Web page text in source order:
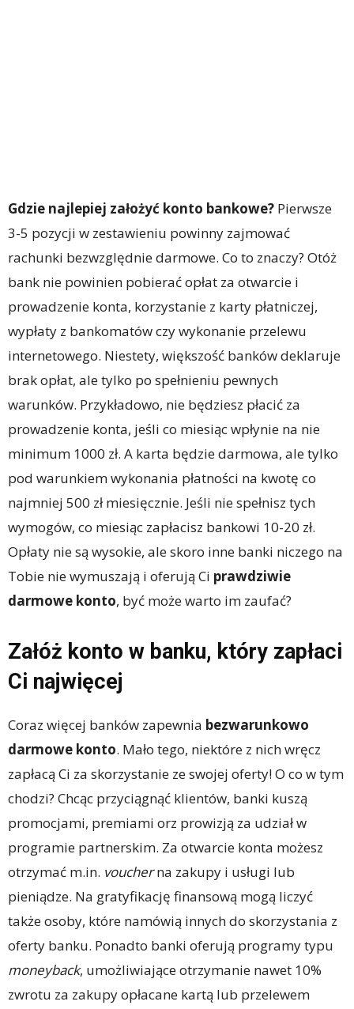
Gdzie najlepiej założyć konto bankowe? Pierwsze
3-5 pozycji w zestawieniu powinny zajmować
rachunki bezwzględnie darmowe. Co to znaczy? Otóż
bank nie powinien pobierać opłat za otwarcie i
prowadzenie konta, korzystanie z karty płatniczej,
wypłaty z bankomatów czy wykonanie przelewu
internetowego. Niestety, większość banków deklaruje
brak opłat, ale tylko po spełnieniu pewnych
warunków. Przykładowo, nie będziesz płacić za
prowadzenie konta, jeśli co miesiąc wpłynie na nie
minimum 1000 zł. A karta będzie darmowa, ale tylko
pod warunkiem wykonania płatności na kwotę co
najmniej 500 zł miesięcznie. Jeśli nie spełnisz tych
wymogów, co miesiąc zapłacisz bankowi 10-20 zł.
Opłaty nie są wysokie, ale skoro inne banki niczego na
Tobie nie wymuszają i oferują Ci prawdziwie
darmowe konto, być może warto im zaufać?
Załóż konto w banku, który zapłaci
Ci najwięcej
Coraz więcej banków zapewnia bezwarunkowo
darmowe konto. Mało tego, niektóre z nich wręcz
zapłacą Ci za skorzystanie ze swojej oferty! O co w tym
chodzi? Chcąc przyciągnąć klientów, banki kuszą
promocjami, premiami orz prowizją za udział w
programie partnerskim. Za otwarcie konta możesz
otrzymać m.in. voucherna zakupy i usługi lub
pieniądze. Na gratyfikację finansową mogą liczyć
także osoby, które namówią innych do skorzystania z
oferty banku. Ponadto banki oferują programy typu
moneyback, umożliwiające otrzymanie nawet 10%
zwrotu za zakupy opłacane kartą lub przelewem